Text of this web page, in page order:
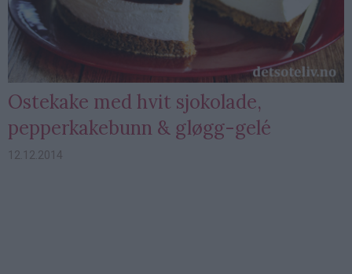
Ostekake med hvit sjokolade,
pepperkakebunn & gløgg-gelé
12.12.2014